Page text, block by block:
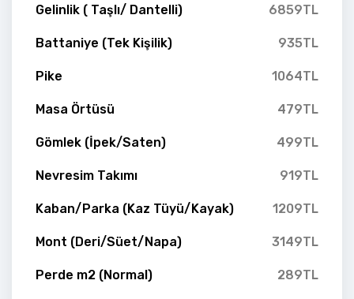
Gelinlik ( Taşlı/ Dantelli) 6859TL
Battaniye (Tek Kişilik) 935TL
Pike 1064TL
Masa Örtüsü 479TL
Gömlek (İpek/Saten) 499TL
Nevresim Takımı 919TL
Kaban/Parka (Kaz Tüyü/Kayak) 1209TL
Mont (Deri/Süet/Napa) 3149TL
Perde m2 (Normal) 289TL